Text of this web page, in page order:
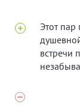
Этот
встречи